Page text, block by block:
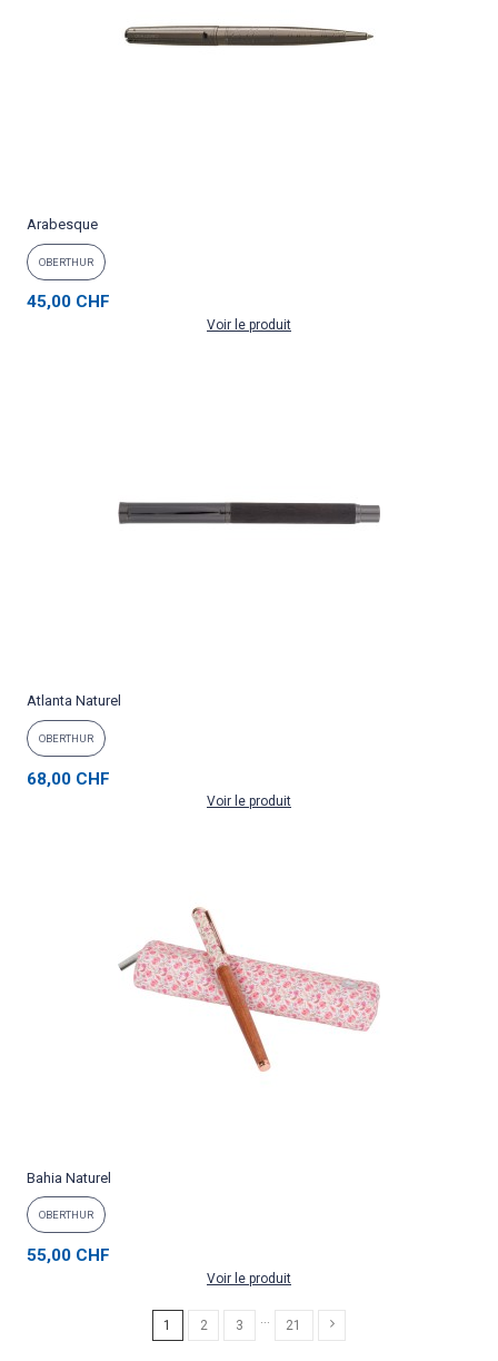
Arabesque
OBERTHUR
45,00 CHF
Voir le produit
Atlanta Naturel
OBERTHUR
68,00 CHF
Voir le produit
Bahia Naturel
OBERTHUR
55,00 CHF
Voir le produit
1 2 3 … 21